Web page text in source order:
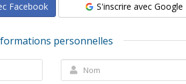
Facebook S'inscrire avec Google
personnelles